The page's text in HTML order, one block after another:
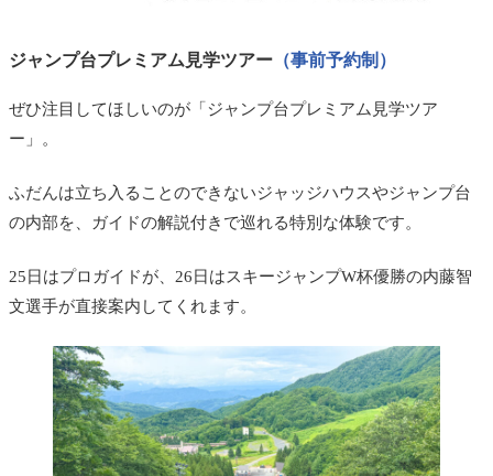
ジャンプ台プレミアム見学ツアー （事前予約制）
ぜひ注目してほしいのが「ジャンプ台プレミアム見学ツア
ー」。
ふだんは立ち入ることのできないジャッジハウスやジャンプ台
の内部を、ガイドの解説付きで巡れる特別な体験です。
25日はプロガイドが、26日はスキージャンプW杯優勝の内藤智
文選手が直接案内してくれます。